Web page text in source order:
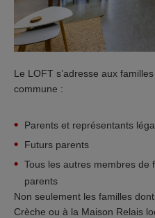
Le LOFT s’adresse aux
commune :
Parents et représentants
Futurs parents
Tous les autres membres de
parents
Non seulement les familles
Crèche ou à la Maison Relais